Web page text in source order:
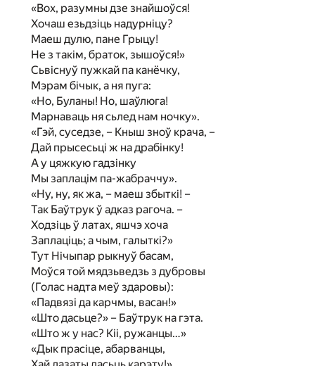
«Вох, разумны дзе знайшоўся!
Хочаш езьдзіць надурніцу?
Маеш дулю, пане Грыцу!
Не з такім, браток, зышоўся!»
Сьвіснуў пужкай па канёчку,
Мэрам бічык, а ня пуга:
«Но, Буланы! Но, шаўлюга!
Марнаваць ня сьлед нам ночку».
«Гэй, суседзе, – Кныш зноў крача, –
Дай прысесьці ж на драбінку!
А у цяжкую гадзінку
Мы заплацім па-жабраччу».
«Ну, ну, як жа, – маеш збыткі! –
Так Баўтрук ў адказ рагоча. –
Ходзіць ў латах, яшчэ хоча
Заплаціць; а чым, галыткі?»
Тут Нічыпар рыкнуў басам,
Моўся той мядзьведзь з дубровы
(Голас надта меў здаровы):
«Падвязі да карчмы, васан!»
«Што дасьце?» – Баўтрук на гэта.
«Што ж у нас? Кіі, ружанцы…»
«Дык прасіце, абарванцы,